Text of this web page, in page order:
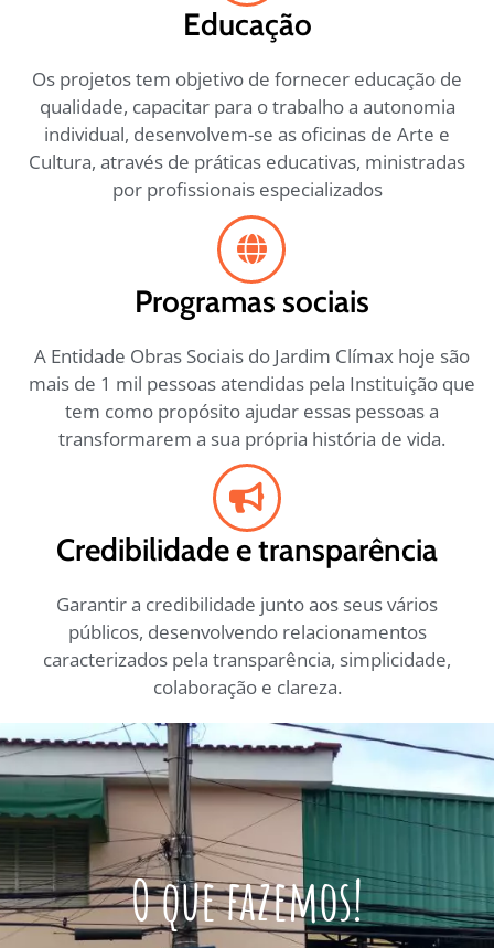
Educação
Os projetos tem objetivo de fornecer educação de
qualidade, capacitar para o trabalho a autonomia
individual, desenvolvem-se as oficinas de Arte e
Cultura, através de práticas educativas, ministradas
por profissionais especializados
Programas sociais
A Entidade Obras Sociais do Jardim Clímax hoje são
mais de 1 mil pessoas atendidas pela Instituição que
tem como propósito ajudar essas pessoas a
transformarem a sua própria história de vida.
Credibilidade e transparência
Garantir a credibilidade junto aos seus vários
públicos, desenvolvendo relacionamentos
caracterizados pela transparência, simplicidade,
colaboração e clareza.
O que fazemos!